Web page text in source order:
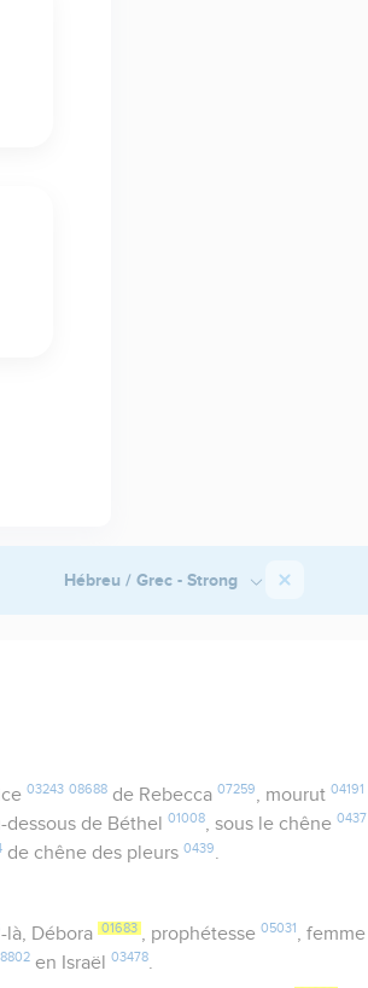
Hébreu / Grec - Strong
03243 08688de Rebecca 07259 , mourut 04191
dessous de Béthel01008, sous le chêne0437
de chêne des pleurs0439.
-là, Débora 01683 , prophétesse 05031 , femme
en Israël03478.